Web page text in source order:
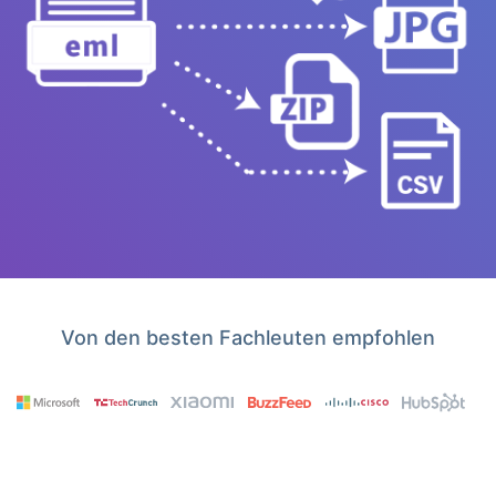
Von den besten Fachleuten empfohlen